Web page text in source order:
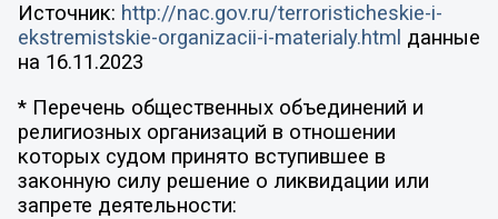
Источник: http://nac.gov.ru/terroristicheskie-i-
ekstremistskie-organizacii-i-materialy.html данные
на 16.11.2023
* Перечень общественных объединений и
религиозных организаций в отношении
которых судом принято вступившее в
законную силу решение о ликвидации или
запрете деятельности: